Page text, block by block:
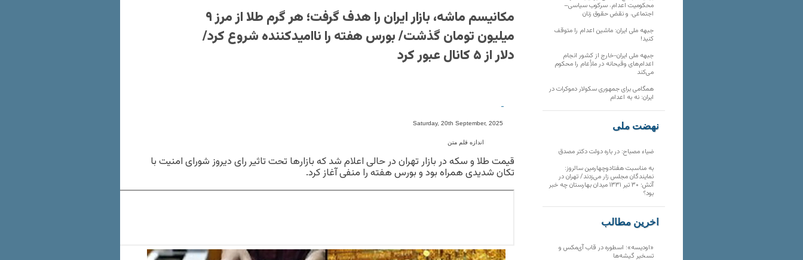
مکانیسم ماشه، بازار ایران را هدف گرفت؛ هر گرم طلا از مرز ۹
میلیون تومان گذشت/ بورس هفته را ناامیدکننده شروع کرد/
دلار از ۵ کانال عبور کرد
-
Saturday, 20th September, 2025
اندازه قلم متن
قیمت طلا و سکه در بازار تهران در حالی اعلام شد که بازارها تحت تاثیر رای دیروز شورای امنیت با
تکان شدیدی همراه بود و بورس هفته را منفی آغاز کرد.
محکومیت اعدام، سرکوب سیاسی–
اجتماعی، و نقض حقوق زنان
جبهه ملی ایران: ماشین اعدام را متوقف
کنید!
جبهه ملی ایران-خارج از کشور انجام
اعدام‌های وقیحانه در ملأِعام را محکوم
می‌کند
همگامی برای جمهوری سکولار دموکرات در
ایران: نه به اعدام
نهضت ملی
ضیاء مصباح: در باره دولت دکتر مصدق
به مناسبت هفتادوچهارمین سالروز:
نمایندگان مجلس زار می‌زدند/ تهران در
آتش؛ ۳۰ تیر ۱۳۳۱ میدان بهارستان چه خبر
بود؟
آخرین مطالب
«اودیسه»؛ اسطوره در قاب آی‌مکس و
تسخیر گیشه‌ها